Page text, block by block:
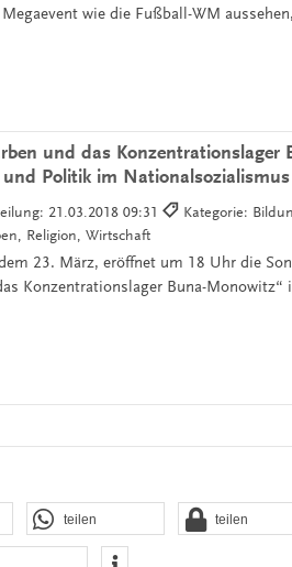
wie die Fußball-WM
und das Konzentrationslager
Politik im Nationalsozialismus
21.03.2018 09:31
Kategorie:
Religion, Wirtschaft
23. März, eröffnet um 18 Uhr die
Konzentrationslager Buna-
teilen teilen